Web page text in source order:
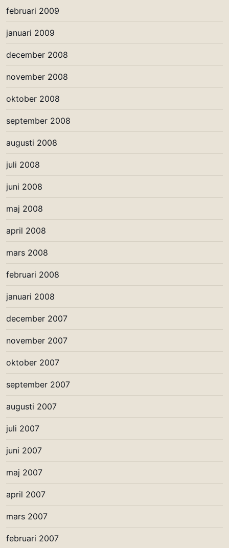
februari 2009
januari 2009
december 2008
november 2008
oktober 2008
september 2008
augusti 2008
juli 2008
juni 2008
maj 2008
april 2008
mars 2008
februari 2008
januari 2008
december 2007
november 2007
oktober 2007
september 2007
augusti 2007
juli 2007
juni 2007
maj 2007
april 2007
mars 2007
februari 2007